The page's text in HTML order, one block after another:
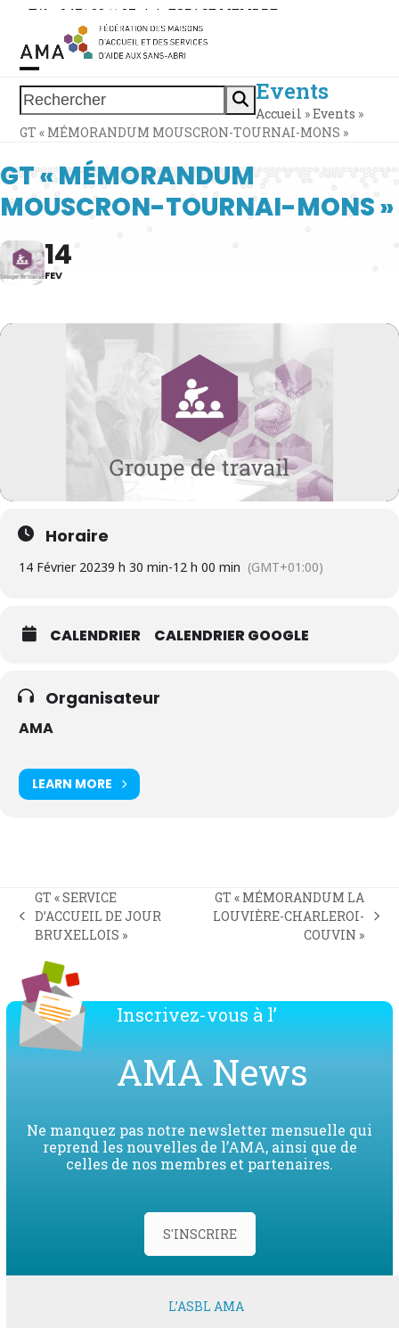
Skip
content
Tél. : 0471 38 11 37 | | ESPACE MEMBRE
Rechercher
Open
mobile
Close
mobile
Events
Accueil »Events »
GT « MÉMORANDUM MOUSCRON-TOURNAI-MONS »
GT « MÉMORANDUM
MOUSCRON-TOURNAI-MONS »
14
FEV
Horaire
14 Février 20239 h 30 min-12 h 00 min (GMT+01:00)
CALENDRIER CALENDRIER GOOGLE
Organisateur
AMA
LEARN MORE
previous
post:
GT « SERVICE
D’ACCUEIL DE JOUR
BRUXELLOIS »
next
GT « MÉMORANDUM LA
LOUVIÈRE-CHARLEROI-
COUVIN »
Inscrivez-vous à l’
AMA News
Ne manquez pas notre newsletter mensuelle qui
reprend les nouvelles de l’AMA, ainsi que de
celles de nos membres et partenaires.
S'INSCRIRE
L’ASBL AMA